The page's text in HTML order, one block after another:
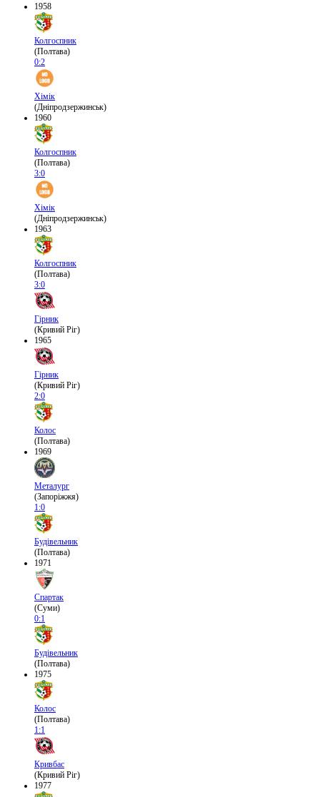
1958
Колгоспник
(Полтава)
0:2
Хімік
(Дніпродзержинськ)
1960
Колгоспник
(Полтава)
3:0
Хімік
(Дніпродзержинськ)
1963
Колгоспник
(Полтава)
3:0
Гірник
(Кривий Ріг)
1965
Гірник
(Кривий Ріг)
2:0
Колос
(Полтава)
1969
Металург
(Запоріжжя)
1:0
Будівельник
(Полтава)
1971
Спартак
(Суми)
0:1
Будівельник
(Полтава)
1975
Колос
(Полтава)
1:1
Кривбас
(Кривий Ріг)
1977